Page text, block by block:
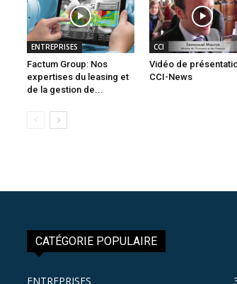
ENTREPRISES
Factum Group: Nos
expertises du leasing et
de la gestion de...
CCI
Vidéo de
CCI-News
CATÉGORIE POPULAIRE
ENTREPRISES